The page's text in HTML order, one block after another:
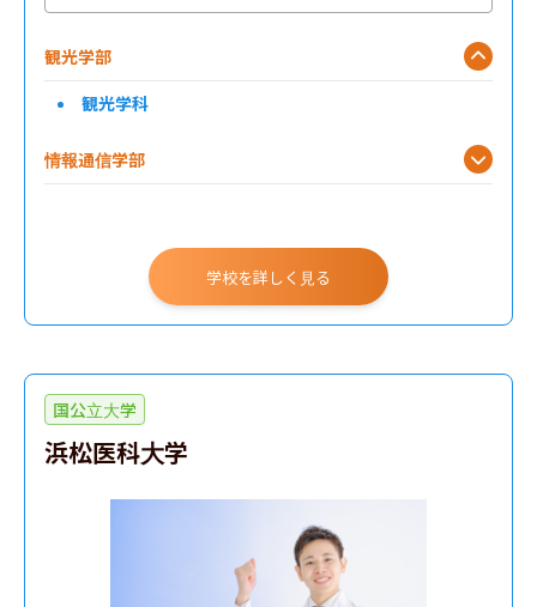
観光学部
観光学科
情報通信学部
理学部
情報理工学部
学校を詳しく見る
国公立大学
浜松医科大学